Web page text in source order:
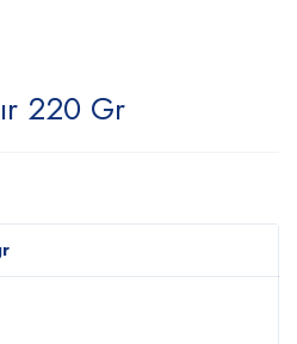
220 Gr